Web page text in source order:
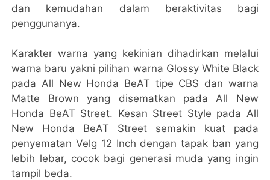
dan kemudahan dalam beraktivitas bagi
penggunanya.
Karakter warna yang kekinian dihadirkan melalui
warna baru yakni pilihan warna Glossy White Black
pada All New Honda BeAT tipe CBS dan warna
Matte Brown yang disematkan pada All New
Honda BeAT Street. Kesan Street Style pada All
New Honda BeAT Street semakin kuat pada
penyematan Velg 12 Inch dengan tapak ban yang
lebih lebar, cocok bagi generasi muda yang ingin
tampil beda.